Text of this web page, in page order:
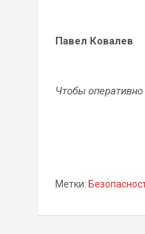
Павел Ковалев
Чтобы
Метки: